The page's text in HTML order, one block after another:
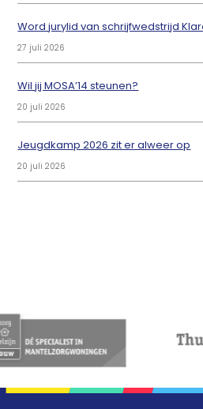
Word jurylid van schrijfwedstrijd
27 juli 2026
Wil jij MOSA’14 steunen?
20 juli 2026
Jeugdkamp 2026 zit er alweer op
20 juli 2026